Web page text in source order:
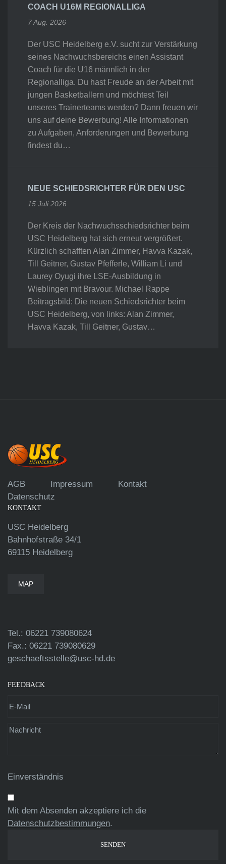
COACH U16M REGIONALLIGA
7 Aug. 2026
Der USC Heidelberg e.V. sucht zur Verstärkung
seines Nachwuchsbereichs einen Assistant
Coach für die U16 männlich in der
Regionalliga. Du hast Freude an der Arbeit mit
jungen Basketballern und möchtest Teil
unseres Trainerteams werden? Dann freuen wir
uns auf deine Bewerbung! Alle Informationen
zu Aufgaben, Anforderungen und Bewerbung
findest du…
NEUE SCHIEDSRICHTER FÜR DEN USC
15 Juli 2026
Der Kreis der Nachwuchsschiedsrichter beim
USC Heidelberg hat sich erneut vergrößert.
Kürzlich schafften Alan Zimmer, Havva Kazak,
Till Geitner, Gustav Pfefferle, William Li und
Laurey Oyugi ihre LSE-Ausbildung in
Wieblingen mit Bravour. Michael Rappe
Beitragsbild: Die neuen Schiedsrichter beim
USC Heidelberg, von links: Alan Zimmer,
Havva Kazak, Till Geitner, Gustav…
AGB Impressum
Kontakt
Datenschutz
KONTAKT
USC Heidelberg
Bahnhofstraße 34/1
69115 Heidelberg
MAP
Tel.: 06221 739080624
Fax.: 06221 739080629
geschaeftsstelle@usc-hd.de
FEEDBACK
Einverständnis
Mit dem Absenden akzeptiere ich die
Datenschutzbestimmungen.